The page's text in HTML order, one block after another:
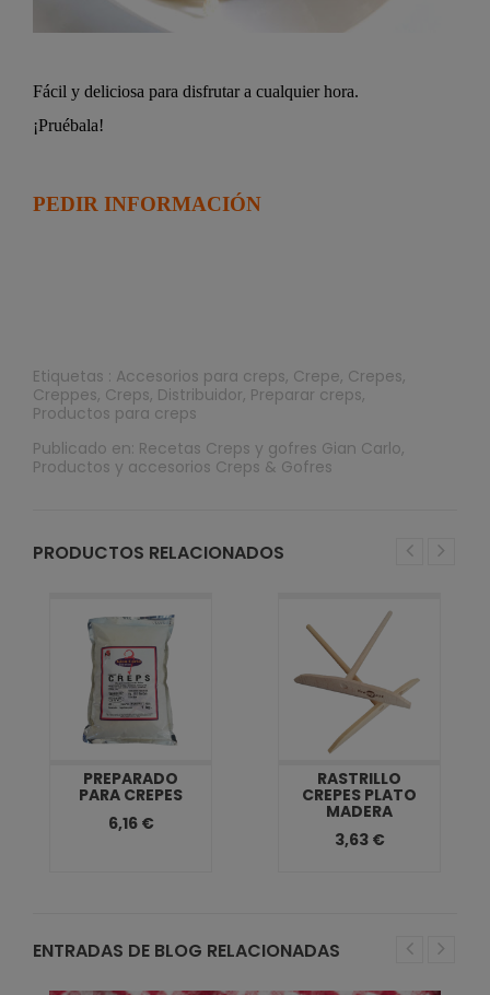
Fácil y deliciosa para disfrutar a cualquier hora.
¡Pruébala!
PEDIR INFORMACIÓN
Etiquetas : Accesorios para creps, Crepe, Crepes,
Creppes, Creps, Distribuidor, Preparar creps,
Productos para creps
Publicado en: Recetas Creps y gofres Gian Carlo,
Productos y accesorios Creps & Gofres
PRODUCTOS RELACIONADOS
PREPARADO
PARA CREPES
6,16 €
RASTRILLO
CREPES PLATO
MADERA
3,63 €
ENTRADAS DE BLOG RELACIONADAS